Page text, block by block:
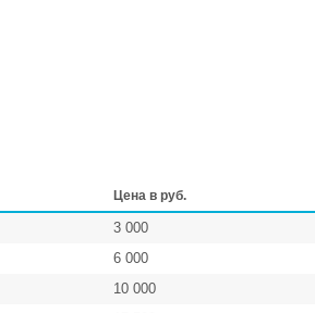
Цена в руб.
3 000
6 000
10 000